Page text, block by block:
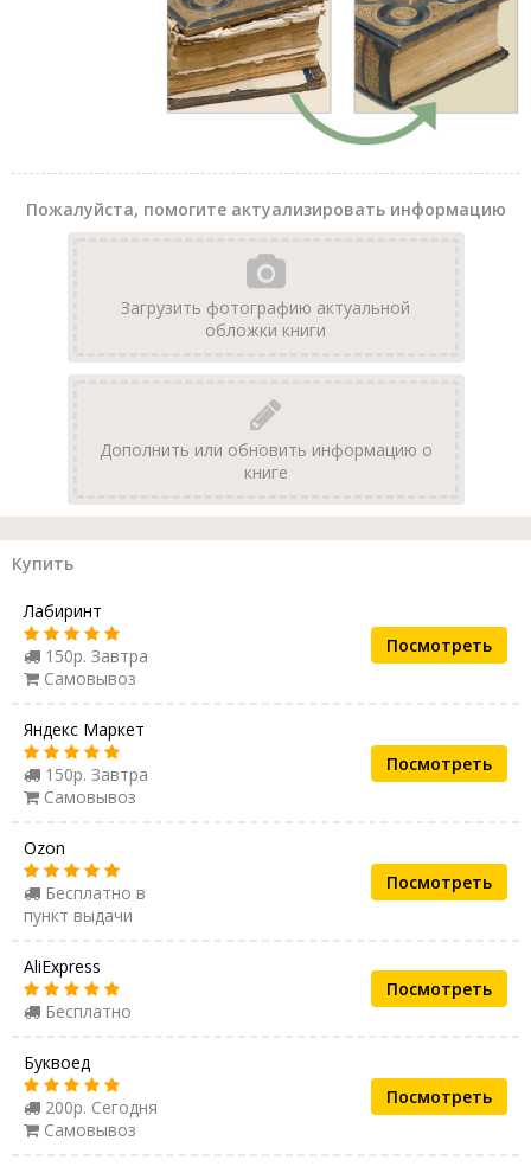
Пожалуйста, помогите актуализировать информацию
Загрузить фотографию актуальной
обложки книги
Дополнить или обновить информацию о
книге
Купить
Лабиринт
150р. Завтра
Самовывоз
Посмотреть
Яндекс Маркет
150р. Завтра
Самовывоз
Посмотреть
Ozon
Бесплатно в
пункт выдачи
Посмотреть
AliExpress
Бесплатно
Посмотреть
Буквоед
200р. Сегодня
Самовывоз
Посмотреть